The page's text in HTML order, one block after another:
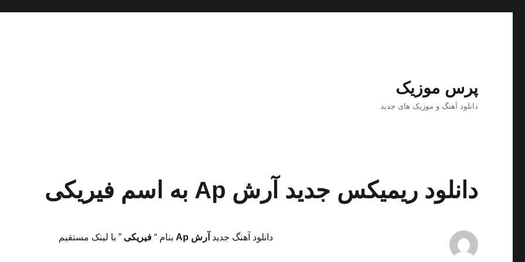
پرس موزیک
دانلود آهنگ و موزیک های جدید
دانلود ریمیکس جدید آرش Ap به اسم فیریکی
دانلود آهنگ جدید آرش Ap بنام “فیریکی ” با لینک مستقیم